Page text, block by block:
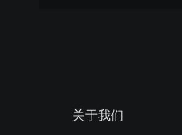
关于我们